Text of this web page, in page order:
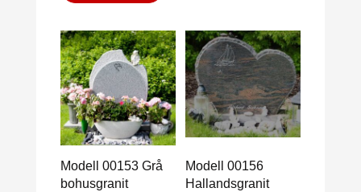
har
flera
varianter.
De
olika
alternativen
väljas
flera
varianter.
De
olika
alternativen
kan
Modell 00153 Grå
bohusgranit
Modell 00156
Hallandsgranit